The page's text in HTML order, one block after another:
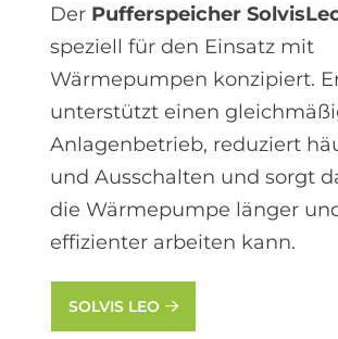
Der Pufferspeicher
speziell für den Einsatz mit
Wärmepumpen konzipiert.
unterstützt einen
Anlagenbetrieb, reduziert
und Ausschalten und sorgt
die Wärmepumpe länger
effizienter arbeiten kann.
SOLVIS LEO